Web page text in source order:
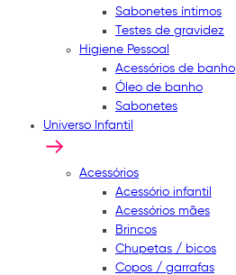
Sabonetes íntimos
Testes de gravidez
Higiene Pessoal
Acessórios de banho
Óleo de banho
Sabonetes
Universo Infantil
Acessórios
Acessório infantil
Acessórios mães
Brincos
Chupetas / bicos
Copos / garrafas